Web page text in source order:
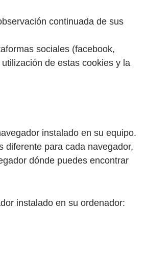
continuada de sus
sociales (facebook,
de estas cookies y la
instalado en su equipo.
diferente para cada navegador,
dónde puedes encontrar
instalado en su ordenador: